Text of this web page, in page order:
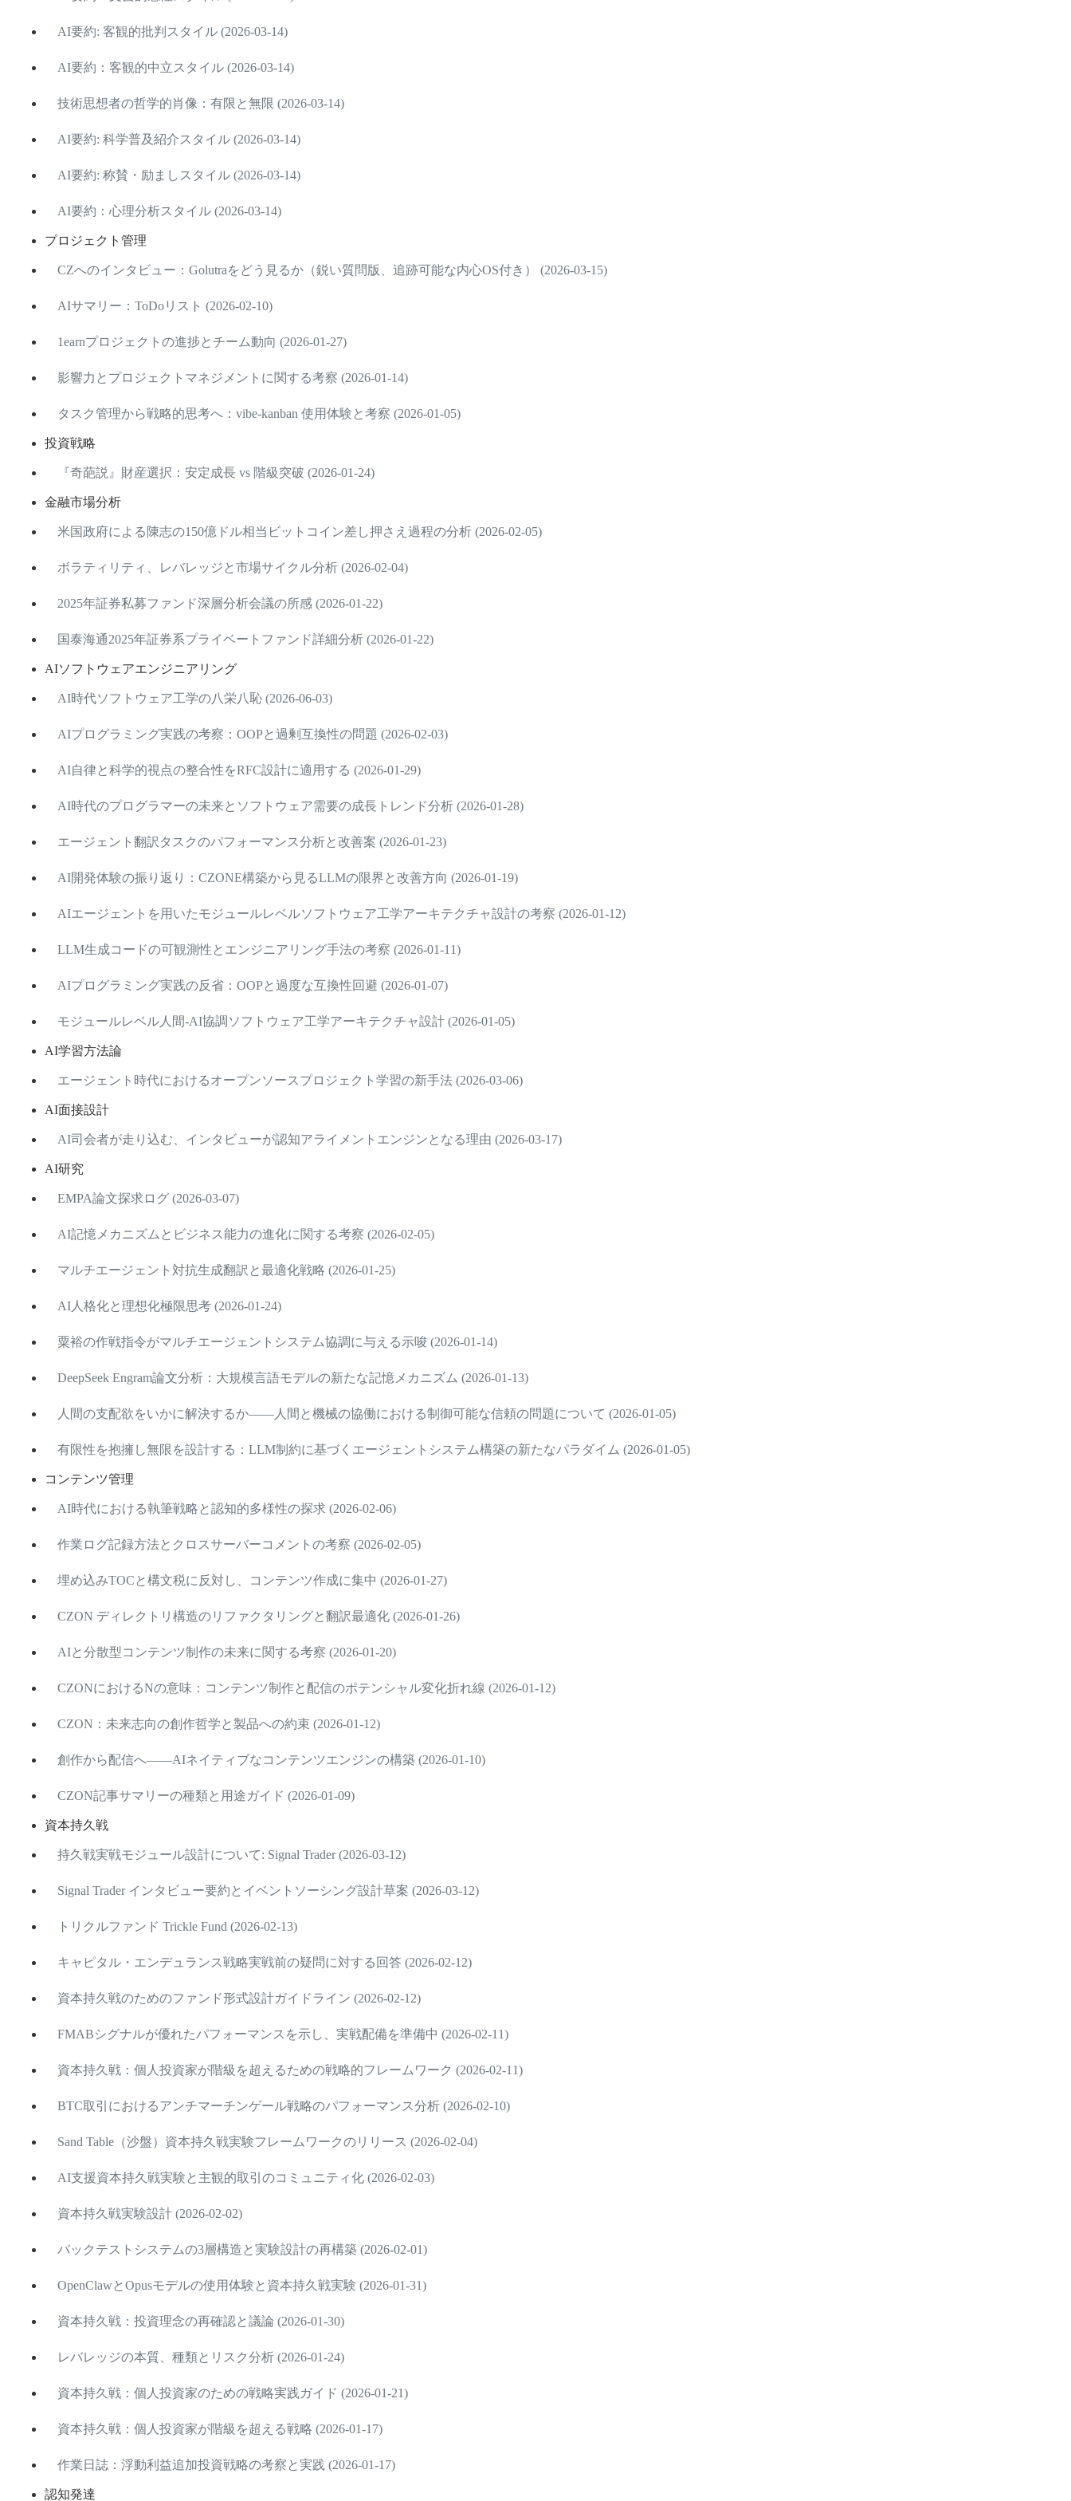
AI要約: 客観的批判スタイル (2026-03-14)
AI要約：客観的中立スタイル (2026-03-14)
技術思想者の哲学的肖像：有限と無限 (2026-03-14)
AI要約: 科学普及紹介スタイル (2026-03-14)
AI要約: 称賛・励ましスタイル (2026-03-14)
AI要約：心理分析スタイル (2026-03-14)
プロジェクト管理
CZへのインタビュー：Golutraをどう見るか（鋭い質問版、追跡可能な内心OS付き） (2026-03-15)
AIサマリー：ToDoリスト (2026-02-10)
1earnプロジェクトの進捗とチーム動向 (2026-01-27)
影響力とプロジェクトマネジメントに関する考察 (2026-01-14)
タスク管理から戦略的思考へ：vibe-kanban 使用体験と考察 (2026-01-05)
投資戦略
『奇葩説』財産選択：安定成長 vs 階級突破 (2026-01-24)
金融市場分析
米国政府による陳志の150億ドル相当ビットコイン差し押さえ過程の分析 (2026-02-05)
ボラティリティ、レバレッジと市場サイクル分析 (2026-02-04)
2025年証券私募ファンド深層分析会議の所感 (2026-01-22)
国泰海通2025年証券系プライベートファンド詳細分析 (2026-01-22)
AIソフトウェアエンジニアリング
AI時代ソフトウェア工学の八栄八恥 (2026-06-03)
AIプログラミング実践の考察：OOPと過剰互換性の問題 (2026-02-03)
AI自律と科学的視点の整合性をRFC設計に適用する (2026-01-29)
AI時代のプログラマーの未来とソフトウェア需要の成長トレンド分析 (2026-01-28)
エージェント翻訳タスクのパフォーマンス分析と改善案 (2026-01-23)
AI開発体験の振り返り：CZONE構築から見るLLMの限界と改善方向 (2026-01-19)
AIエージェントを用いたモジュールレベルソフトウェア工学アーキテクチャ設計の考察 (2026-01-12)
LLM生成コードの可観測性とエンジニアリング手法の考察 (2026-01-11)
AIプログラミング実践の反省：OOPと過度な互換性回避 (2026-01-07)
モジュールレベル人間-AI協調ソフトウェア工学アーキテクチャ設計 (2026-01-05)
AI学習方法論
エージェント時代におけるオープンソースプロジェクト学習の新手法 (2026-03-06)
AI面接設計
AI司会者が走り込む、インタビューが認知アライメントエンジンとなる理由 (2026-03-17)
AI研究
EMPA論文探求ログ (2026-03-07)
AI記憶メカニズムとビジネス能力の進化に関する考察 (2026-02-05)
マルチエージェント対抗生成翻訳と最適化戦略 (2026-01-25)
AI人格化と理想化極限思考 (2026-01-24)
粟裕の作戦指令がマルチエージェントシステム協調に与える示唆 (2026-01-14)
DeepSeek Engram論文分析：大規模言語モデルの新たな記憶メカニズム (2026-01-13)
人間の支配欲をいかに解決するか——人間と機械の協働における制御可能な信頼の問題について (2026-01-05)
有限性を抱擁し無限を設計する：LLM制約に基づくエージェントシステム構築の新たなパラダイム (2026-01-05)
コンテンツ管理
AI時代における執筆戦略と認知的多様性の探求 (2026-02-06)
作業ログ記録方法とクロスサーバーコメントの考察 (2026-02-05)
埋め込みTOCと構文税に反対し、コンテンツ作成に集中 (2026-01-27)
CZON ディレクトリ構造のリファクタリングと翻訳最適化 (2026-01-26)
AIと分散型コンテンツ制作の未来に関する考察 (2026-01-20)
CZONにおけるNの意味：コンテンツ制作と配信のポテンシャル変化折れ線 (2026-01-12)
CZON：未来志向の創作哲学と製品への約束 (2026-01-12)
創作から配信へ――AIネイティブなコンテンツエンジンの構築 (2026-01-10)
CZON記事サマリーの種類と用途ガイド (2026-01-09)
資本持久戦
持久戦実戦モジュール設計について: Signal Trader (2026-03-12)
Signal Trader インタビュー要約とイベントソーシング設計草案 (2026-03-12)
トリクルファンド Trickle Fund (2026-02-13)
キャピタル・エンデュランス戦略実戦前の疑問に対する回答 (2026-02-12)
資本持久戦のためのファンド形式設計ガイドライン (2026-02-12)
FMABシグナルが優れたパフォーマンスを示し、実戦配備を準備中 (2026-02-11)
資本持久戦：個人投資家が階級を超えるための戦略的フレームワーク (2026-02-11)
BTC取引におけるアンチマーチンゲール戦略のパフォーマンス分析 (2026-02-10)
Sand Table（沙盤）資本持久戦実験フレームワークのリリース (2026-02-04)
AI支援資本持久戦実験と主観的取引のコミュニティ化 (2026-02-03)
資本持久戦実験設計 (2026-02-02)
バックテストシステムの3層構造と実験設計の再構築 (2026-02-01)
OpenClawとOpusモデルの使用体験と資本持久戦実験 (2026-01-31)
資本持久戦：投資理念の再確認と議論 (2026-01-30)
レバレッジの本質、種類とリスク分析 (2026-01-24)
資本持久戦：個人投資家のための戦略実践ガイド (2026-01-21)
資本持久戦：個人投資家が階級を超える戦略 (2026-01-17)
作業日誌：浮動利益追加投資戦略の考察と実践 (2026-01-17)
認知発達